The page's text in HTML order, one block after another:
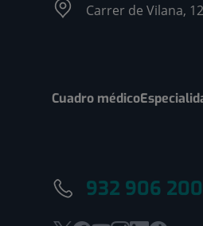
Carrer de Vilana,
Cuadro médico
932 906 200